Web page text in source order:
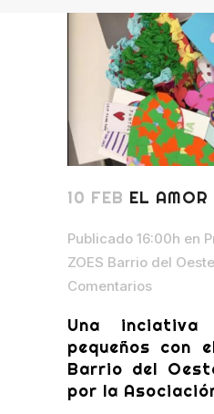
10 FEB EL
Publicado 16:00h en
ZOES Barrio del
Comentarios
Una
pequeños con
Barrio del
por la